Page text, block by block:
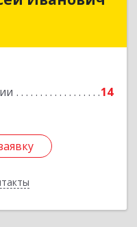
14
ст.Петровская,